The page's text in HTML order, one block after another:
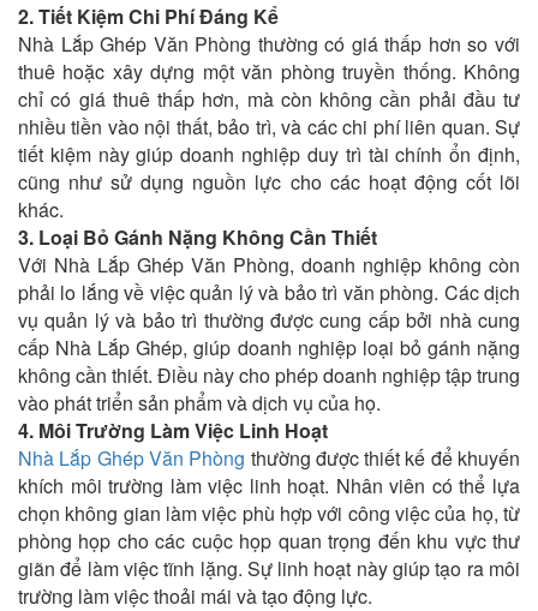
2. Tiết Kiệm Chi Phí Đáng Kể
Nhà Lắp Ghép Văn Phòng thường có giá thấp hơn so với
thuê hoặc xây dựng một văn phòng truyền thống. Không
chỉ có giá thuê thấp hơn, mà còn không cần phải đầu tư
nhiều tiền vào nội thất, bảo trì, và các chi phí liên quan. Sự
tiết kiệm này giúp doanh nghiệp duy trì tài chính ổn định,
cũng như sử dụng nguồn lực cho các hoạt động cốt lõi
khác.
3. Loại Bỏ Gánh Nặng Không Cần Thiết
Với Nhà Lắp Ghép Văn Phòng, doanh nghiệp không còn
phải lo lắng về việc quản lý và bảo trì văn phòng. Các dịch
vụ quản lý và bảo trì thường được cung cấp bởi nhà cung
cấp Nhà Lắp Ghép, giúp doanh nghiệp loại bỏ gánh nặng
không cần thiết. Điều này cho phép doanh nghiệp tập trung
vào phát triển sản phẩm và dịch vụ của họ.
4. Môi Trường Làm Việc Linh Hoạt
Nhà Lắp Ghép Văn Phòng thường được thiết kế để khuyến
khích môi trường làm việc linh hoạt. Nhân viên có thể lựa
chọn không gian làm việc phù hợp với công việc của họ, từ
phòng họp cho các cuộc họp quan trọng đến khu vực thư
giãn để làm việc tĩnh lặng. Sự linh hoạt này giúp tạo ra môi
trường làm việc thoải mái và tạo động lực.